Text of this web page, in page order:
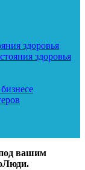
здоровья
здоровья
вашим